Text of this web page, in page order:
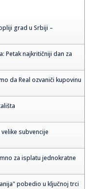
grad u Srbiji –
Petak najkritičniji dan za
da Real ozvaniči kupovinu
subvencije
za isplatu jednokratne
pobedio u ključnoj trci